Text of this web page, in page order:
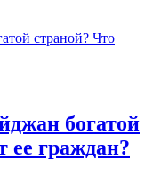
богатой
ее граждан?